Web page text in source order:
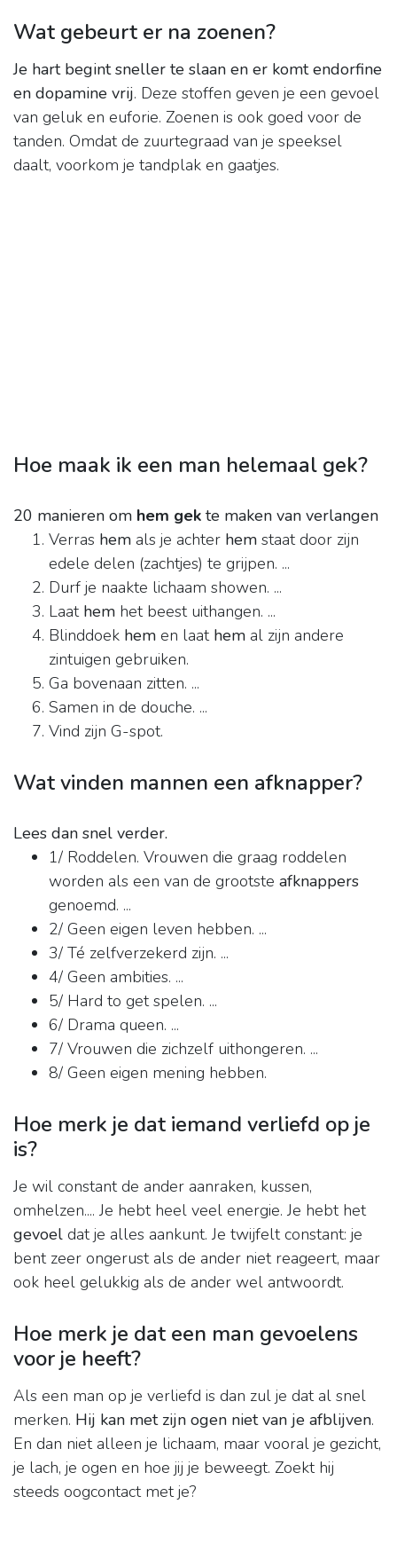
Wat gebeurt er na zoenen?
Je hart begint sneller te slaan en er komt endorfine
en dopamine vrij. Deze stoffen geven je een gevoel
van geluk en euforie. Zoenen is ook goed voor de
tanden. Omdat de zuurtegraad van je speeksel
daalt, voorkom je tandplak en gaatjes.
Hoe maak ik een man helemaal gek?
20 manieren om hem gek te maken van verlangen
Verras hem als je achter hem staat door zijn
edele delen (zachtjes) te grijpen. ...
Durf je naakte lichaam showen. ...
Laat hem het beest uithangen. ...
Blinddoek hem en laat hem al zijn andere
zintuigen gebruiken.
Ga bovenaan zitten. ...
Samen in de douche. ...
Vind zijn G-spot.
Wat vinden mannen een afknapper?
Lees dan snel verder.
1/ Roddelen. Vrouwen die graag roddelen
worden als een van de grootste afknappers
genoemd. ...
2/ Geen eigen leven hebben. ...
3/ Té zelfverzekerd zijn. ...
4/ Geen ambities. ...
5/ Hard to get spelen. ...
6/ Drama queen. ...
7/ Vrouwen die zichzelf uithongeren. ...
8/ Geen eigen mening hebben.
Hoe merk je dat iemand verliefd op je
is?
Je wil constant de ander aanraken, kussen,
omhelzen.... Je hebt heel veel energie. Je hebt het
gevoel dat je alles aankunt. Je twijfelt constant: je
bent zeer ongerust als de ander niet reageert, maar
ook heel gelukkig als de ander wel antwoordt.
Hoe merk je dat een man gevoelens
voor je heeft?
Als een man op je verliefd is dan zul je dat al snel
merken. Hij kan met zijn ogen niet van je afblijven.
En dan niet alleen je lichaam, maar vooral je gezicht,
je lach, je ogen en hoe jij je beweegt. Zoekt hij
steeds oogcontact met je?